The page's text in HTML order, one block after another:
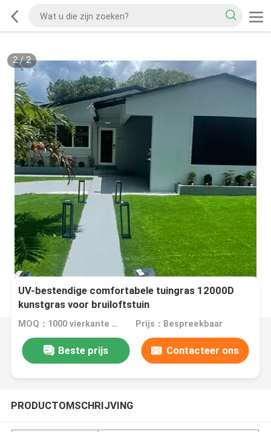
2/2
UV-bestendige comfortabele tuingras 12000D
kunstgras voor bruiloftstuin
MOQ：1000 vierkante meter Prijs：Bespreekbaar
Beste prijs Contacteer ons
PRODUCTOMSCHRIJVING